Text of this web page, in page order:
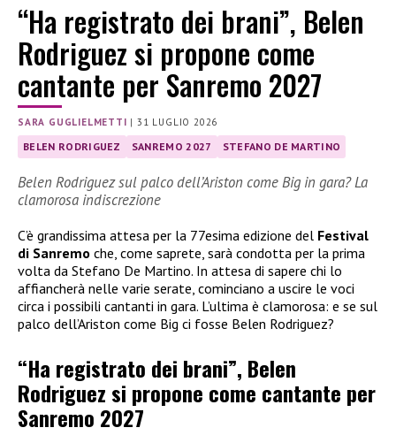
“Ha registrato dei brani”, Belen
Rodriguez si propone come
cantante per Sanremo 2027
SARA GUGLIELMETTI |31 LUGLIO 2026
BELEN RODRIGUEZ SANREMO 2027 STEFANO DE MARTINO
Belen Rodriguez sul palco dell’Ariston come Big in gara? La
clamorosa indiscrezione
C’è grandissima attesa per la 77esima edizione del Festival
di Sanremo che, come saprete, sarà condotta per la prima
volta da Stefano De Martino. In attesa di sapere chi lo
affiancherà nelle varie serate, cominciano a uscire le voci
circa i possibili cantanti in gara. L’ultima è clamorosa: e se sul
palco dell’Ariston come Big ci fosse Belen Rodriguez?
“Ha registrato dei brani”, Belen
Rodriguez si propone come cantante per
Sanremo 2027